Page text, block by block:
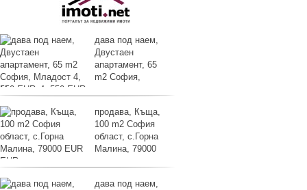
дава под наем,
Двустаен
апартамент, 65
m2 София,
Младост 4, 550 EUR
продава, Къща,
100 m2 София
област, с.Горна
Малина, 79000
EUR
дава под наем,